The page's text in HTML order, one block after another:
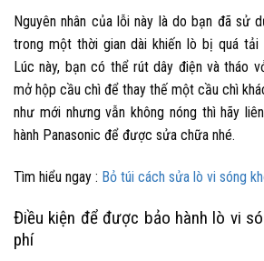
Nguyên nhân của lỗi này là do bạn đã sử
trong một thời gian dài khiến lò bị quá tải
Lúc này, bạn có thể rút dây điện và tháo
mở hộp cầu chì để thay thế một cầu chì
như mới nhưng vẫn không nóng thì hãy
hành Panasonic để được sửa chữa nhé.
Tìm hiểu ngay : Bỏ túi cách sửa lò vi sóng
Điều kiện để được bảo hành lò vi
phí